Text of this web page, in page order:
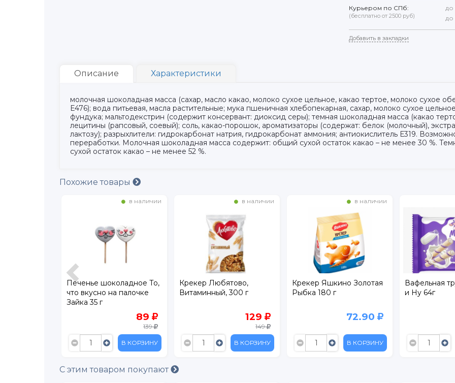
Курьером по СПб:
(бесплатно от 2500 руб)
до
до
Добавить в закладки
Описание Характеристики
молочная шоколадная масса (сахар, масло какао, молоко сухое цельное, какао тертое, молоко сухое
Е476); вода питьевая, масла растительные; мука пшеничная хлебопекарная, сахар, молоко сухое
фундука; мальтодекстрин (содержит консервант: диоксид серы); темная шоколадная масса (какао
лецитины (рапсовый, соевый); соль, какао-порошок, ароматизаторы (содержат: белок (молочный),
лактозу); разрыхлители: гидрокарбонат натрия, гидрокарбонат аммония; антиокислитель Е319.
переработки. Молочная шоколадная масса содержит: общий сухой остаток какао – не менее 30 %.
сухой остаток какао – не менее 52 %.
Похожие товары
в наличии
Печенье шоколадное То,
что вкусно на палочке
Зайка 35 г
89
139
В КОРЗИНУ
в наличии
Крекер Любятово,
Витаминный, 300 г
129
149
В КОРЗИНУ
в наличии
Крекер Яшкино Золотая
Рыбка 180 г
72.90
В КОРЗИНУ
Вафельная
и Ну 64г
С этим товаром покупают